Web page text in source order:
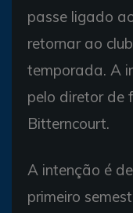
passe ligado
retornar ao
temporada. A
pelo diretor de
Bitterncourt.
A intenção é
primeiro